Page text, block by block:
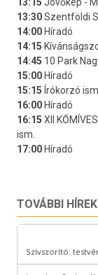
TOVÁBBI HÍREK